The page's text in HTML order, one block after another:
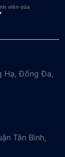
viên của
Hạ, Đống Đa,
Tân Bình,